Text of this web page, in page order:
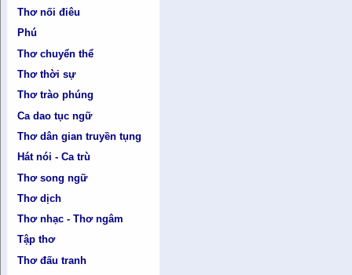
Thơ nối điêu
Phú
Thơ chuyển thể
Thơ thời sự
Thơ trào phúng
Ca dao tục ngữ
Thơ dân gian truyền tụng
Hát nói - Ca trù
Thơ song ngữ
Thơ dịch
Thơ nhạc - Thơ ngâm
Tập thơ
Thơ đấu tranh